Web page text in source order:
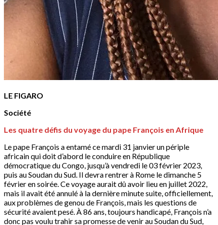
LE FIGARO
Société
Les quatre défis du voyage du pape François en Afrique
Le pape François a entamé ce mardi 31 janvier un périple
africain qui doit d’abord le conduire en République
démocratique du Congo, jusqu’à vendredi le 03 février 2023,
puis au Soudan du Sud. Il devra rentrer à Rome le dimanche 5
février en soirée. Ce voyage aurait dû avoir lieu en juillet 2022,
mais il avait été annulé à la dernière minute suite, officiellement,
aux problèmes de genou de François, mais les questions de
sécurité avaient pesé. À 86 ans, toujours handicapé, François n’a
donc pas voulu trahir sa promesse de venir au Soudan du Sud,